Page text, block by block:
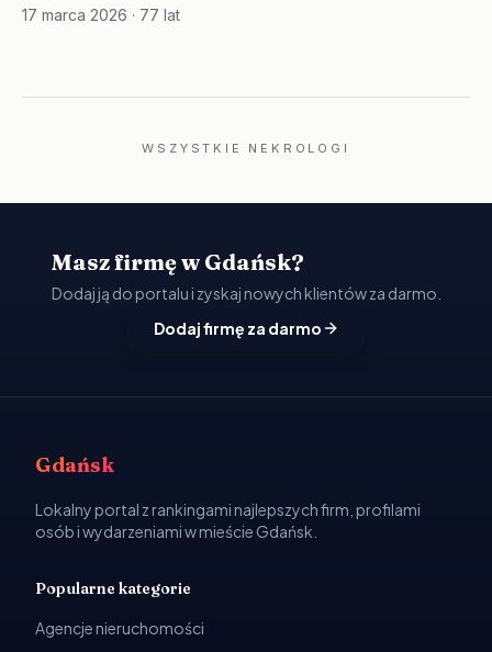
17 marca 2026 · 77 lat
WSZYSTKIE NEKROLOGI
Masz firmę w Gdańsk?
Dodaj ją do portalu i zyskaj nowych klientów za darmo.
Dodaj firmę za darmo
Gdańsk
Lokalny portal z rankingami najlepszych firm, profilami
osób i wydarzeniami w mieście Gdańsk.
Popularne kategorie
Agencje nieruchomości